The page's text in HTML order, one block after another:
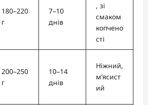
180–220
г
7–10
днів
, зі
смаком
копчено
сті
200–250
г
10–14
днів
Ніжний,
м’ясист
ий